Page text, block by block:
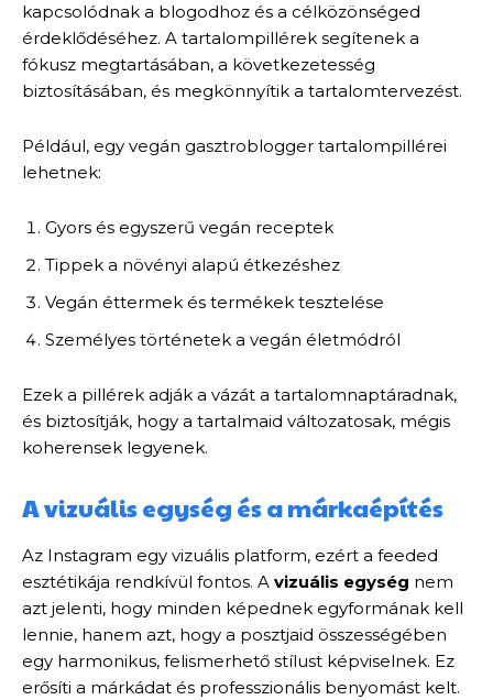
kapcsolódnak a blogodhoz és a célközönséged
érdeklődéséhez. A tartalompillérek segítenek a
fókusz megtartásában, a következetesség
biztosításában, és megkönnyítik a tartalomtervezést.
Például, egy vegán gasztroblogger tartalompillérei
lehetnek:
Gyors és egyszerű vegán receptek
Tippek a növényi alapú étkezéshez
Vegán éttermek és termékek tesztelése
Személyes történetek a vegán életmódról
Ezek a pillérek adják a vázát a tartalomnaptáradnak,
és biztosítják, hogy a tartalmaid változatosak, mégis
koherensek legyenek.
A vizuális egység és a márkaépítés
Az Instagram egy vizuális platform, ezért a feeded
esztétikája rendkívül fontos. A vizuális egység nem
azt jelenti, hogy minden képednek egyformának kell
lennie, hanem azt, hogy a posztjaid összességében
egy harmonikus, felismerhető stílust képviselnek. Ez
erősíti a márkádat és professzionális benyomást kelt.